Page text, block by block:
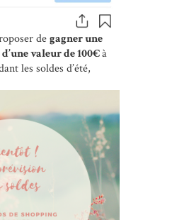
degagner une
valeur de 100€à
les soldes d’été,